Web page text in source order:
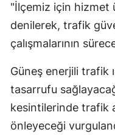
"İlçemiz için hizmet
denilerek, trafik
çalışmalarının
Güneş enerjili trafik
tasarrufu
kesintilerinde trafik
önleyeceği